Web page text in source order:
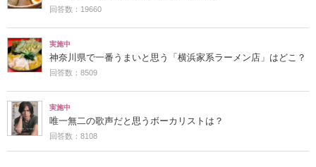
回答数：19660
実施中
神奈川県で一番うまいと思う「横浜家系ラーメン店」はどこ？
回答数：8509
実施中
唯一無二の歌声だと思うボーカリストは？
回答数：8108